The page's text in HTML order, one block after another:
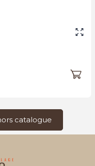
catalogue